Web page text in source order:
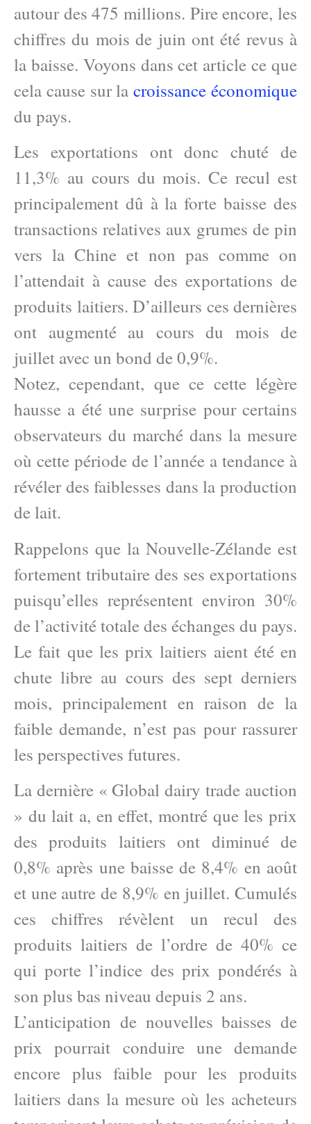
autour des 475 millions. Pire encore, les
chiffres du mois de juin ont été revus à
la baisse. Voyons dans cet article ce que
cela cause sur lacroissance économique
du pays.
Les exportations ont donc chuté de
11,3% au cours du mois. Ce recul est
principalement dû à la forte baisse des
transactions relatives aux grumes de pin
vers la Chine et non pas comme on
l’attendait à cause des exportations de
produits laitiers. D’ailleurs ces dernières
ont augmenté au cours du mois de
juillet avec un bond de 0,9%.
Notez, cependant, que ce cette légère
hausse a été une surprise pour certains
observateurs du marché dans la mesure
où cette période de l’année a tendance à
révéler des faiblesses dans la production
de lait.
Rappelons que la Nouvelle-Zélande est
fortement tributaire des ses exportations
puisqu’elles représentent environ 30%
de l’activité totale des échanges du pays.
Le fait que les prix laitiers aient été en
chute libre au cours des sept derniers
mois, principalement en raison de la
faible demande, n’est pas pour rassurer
les perspectives futures.
La dernière « Global dairy trade auction
» du lait a, en effet, montré que les prix
des produits laitiers ont diminué de
0,8% après une baisse de 8,4% en août
et une autre de 8,9% en juillet. Cumulés
ces chiffres révèlent un recul des
produits laitiers de l’ordre de 40% ce
qui porte l’indice des prix pondérés à
son plus bas niveau depuis 2 ans.
L’anticipation de nouvelles baisses de
prix pourrait conduire une demande
encore plus faible pour les produits
laitiers dans la mesure où les acheteurs